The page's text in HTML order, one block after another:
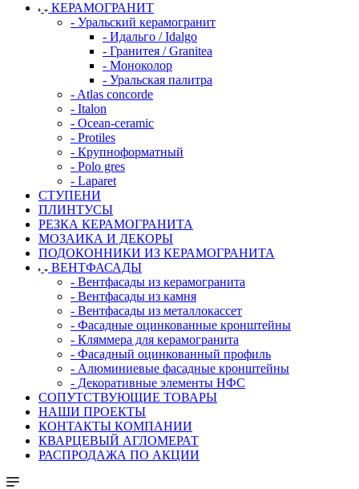
КЕРАМОГРАНИТ
- Уральский керамогранит
- Идальго / Idalgo
- Гранитея / Granitea
- Моноколор
- Уральская палитра
- Atlas concorde
- Italon
- Ocean-ceramic
- Protiles
- Крупноформатный
- Polo gres
- Laparet
СТУПЕНИ
ПЛИНТУСЫ
РЕЗКА КЕРАМОГРАНИТА
МОЗАИКА И ДЕКОРЫ
ПОДОКОННИКИ ИЗ КЕРАМОГРАНИТА
ВЕНТФАСАДЫ
- Вентфасады из керамогранита
- Вентфасады из камня
- Вентфасады из металлокассет
- Фасадные оцинкованные кронштейны
- Кляммера для керамогранита
- Фасадный оцинкованный профиль
- Алюминиевые фасадные кронштейны
- Декоративные элементы НФС
СОПУТСТВУЮЩИЕ ТОВАРЫ
НАШИ ПРОЕКТЫ
КОНТАКТЫ КОМПАНИИ
КВАРЦЕВЫЙ АГЛОМЕРАТ
РАСПРОДАЖА ПО АКЦИИ